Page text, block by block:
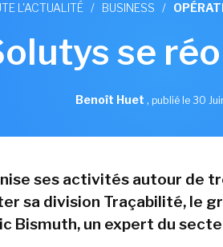
L'ACTUALITÉ / BUSINESS /
se
Benoît Huet , publié le 30
ses activités autour de
sa division Traçabilité, le
Bismuth, un expert du